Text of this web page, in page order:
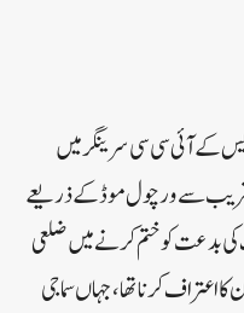
کے آئی سی سی سرینگر میں
تقریب سے ورچول موڈ کے ذریعے
کی بدعت کو ختم کرنے میں ضلعی
اعتراف کرنا تھا ، جہاں سماجی